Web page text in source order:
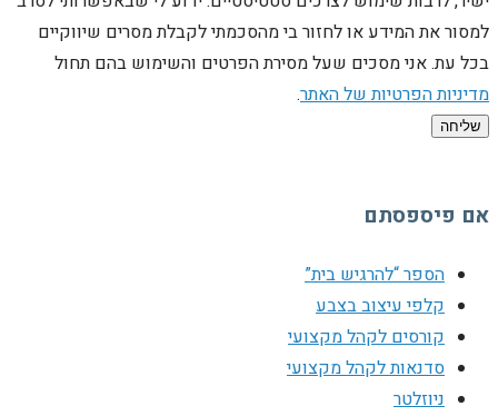
למסור את המידע או לחזור בי מהסכמתי לקבלת מסרים שיווקיים
בכל עת. אני מסכים שעל מסירת הפרטים והשימוש בהם תחול
מדיניות הפרטיות של האתר.
שליחה
אם פיספסתם
הספר “להרגיש בית”
קלפי עיצוב בצבע
קורסים לקהל מקצועי
סדנאות לקהל מקצועי
ניוזלטר